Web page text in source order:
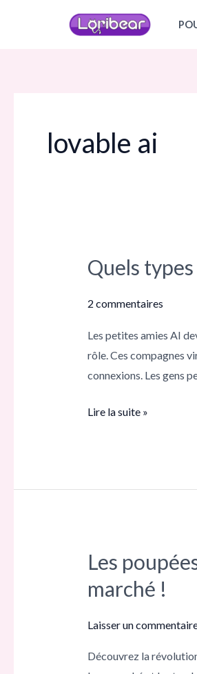
lovable ai
Quels
2 commentaires
Les petites amies AI
rôle. Ces compagnes
connexions. Les gens
Quels
de
pouvez-
vous
établir
Lire la suite »
Les
marché !
Laisser un
Découvrez la
Les
sexuelles
chauffer